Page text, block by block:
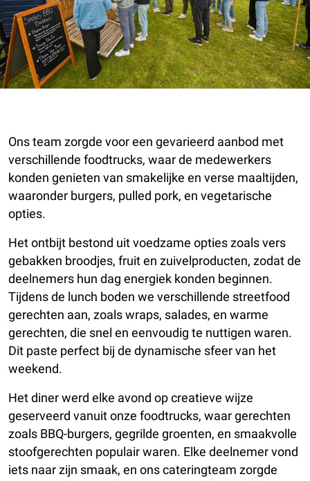
Ons team zorgde voor een gevarieerd aanbod met
verschillende foodtrucks, waar de medewerkers
konden genieten van smakelijke en verse maaltijden,
waaronder burgers, pulled pork, en vegetarische
opties.
Het ontbijt bestond uit voedzame opties zoals vers
gebakken broodjes, fruit en zuivelproducten, zodat de
deelnemers hun dag energiek konden beginnen.
Tijdens de lunch boden we verschillende streetfood
gerechten aan, zoals wraps, salades, en warme
gerechten, die snel en eenvoudig te nuttigen waren.
Dit paste perfect bij de dynamische sfeer van het
weekend.
Het diner werd elke avond op creatieve wijze
geserveerd vanuit onze foodtrucks, waar gerechten
zoals BBQ-burgers, gegrilde groenten, en smaakvolle
stoofgerechten populair waren. Elke deelnemer vond
iets naar zijn smaak, en ons cateringteam zorgde